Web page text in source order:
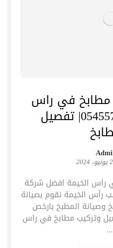
مطابخ في راس
الخيمة |0545574752| تفصيل
راس الخيمة افضل شركة
الخيمة نقوم بصيانة
وصيانة المطبخ بارخص
وتركيب مطابخ في راس
...